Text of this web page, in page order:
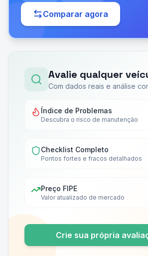
Comparar agora
Avalie qualquer
Com dados reais e análise
Índice de Problemas
Descubra o risco de manutenção
Checklist Completo
Pontos fortes e fracos detalhados
Preço FIPE
Valor atualizado de mercado
Crie sua própria